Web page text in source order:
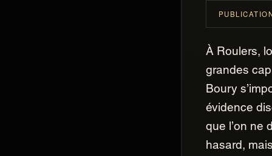
À Roulers,
grandes
Boury
évidence
que l’on ne
hasard,